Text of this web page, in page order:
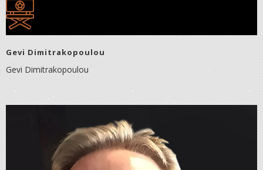
Gevi Dimitrakopoulou
Gevi Dimitrakopoulou